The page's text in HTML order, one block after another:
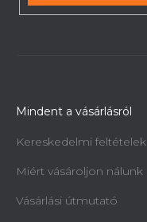
Mindent a vásárlásról
Kereskedelmi feltételek
Miért vásároljon nálunk
Vásárlási útmutató